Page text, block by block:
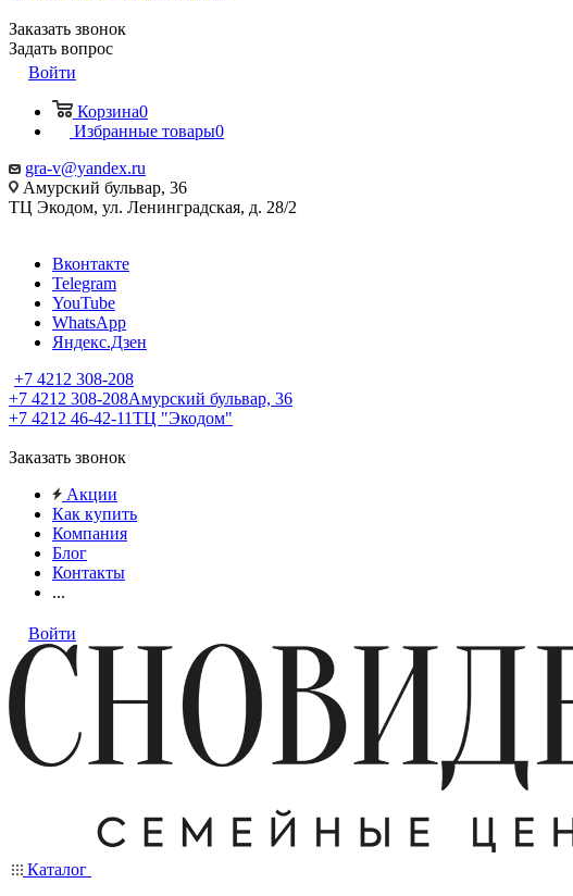
Заказать звонок
Задать вопрос
Войти
Корзина0
Избранные товары0
gra-v@yandex.ru
Амурский бульвар, 36
ТЦ Экодом, ул. Ленинградская, д. 28/2
Вконтакте
Telegram
YouTube
WhatsApp
Яндекс.Дзен
+7 4212 308-208
+7 4212 308-208Амурский бульвар, 36
+7 4212 46-42-11ТЦ "Экодом"
Заказать звонок
Акции
Как купить
Компания
Блог
Контакты
...
Войти
Каталог